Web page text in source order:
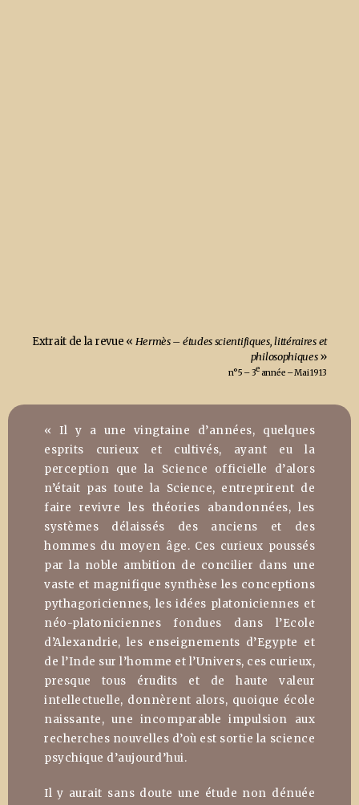
Extrait de la revue « Hermès – études scientifiques, littéraires et
philosophiques»
n°5 – 3eannée – Mai 1913
« Il y a une vingtaine d’années, quelques
esprits curieux et cultivés, ayant eu la
perception que la Science officielle d’alors
n’était pas toute la Science, entreprirent de
faire revivre les théories abandonnées, les
systèmes délaissés des anciens et des
hommes du moyen âge. Ces curieux poussés
par la noble ambition de concilier dans une
vaste et magnifique synthèse les conceptions
pythagoriciennes, les idées platoniciennes et
néo-platoniciennes fondues dans l’Ecole
d’Alexandrie, les enseignements d’Egypte et
de l’Inde sur l’homme et l’Univers, ces curieux,
presque tous érudits et de haute valeur
intellectuelle, donnèrent alors, quoique école
naissante, une incomparable impulsion aux
recherches nouvelles d’où est sortie la science
psychique d’aujourd’hui.
Il y aurait sans doute une étude non dénuée